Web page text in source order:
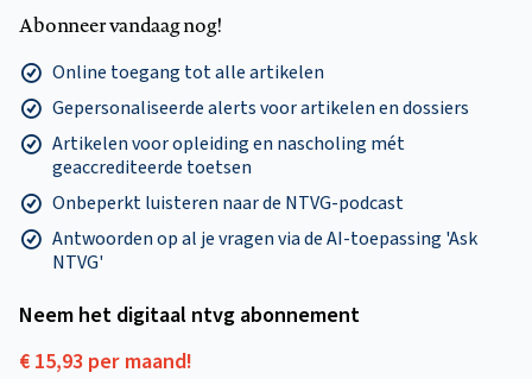
Abonneer vandaag nog!
Online toegang tot alle artikelen
Gepersonaliseerde alerts voor artikelen en dossiers
Artikelen voor opleiding en nascholing mét
geaccrediteerde toetsen
Onbeperkt luisteren naar de NTVG-podcast
Antwoorden op al je vragen via de AI-toepassing 'Ask
NTVG'
Neem het digitaal ntvg abonnement
€ 15,93 per maand!